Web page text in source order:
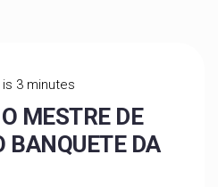
3 minutes
MESTRE DE
BANQUETE DA